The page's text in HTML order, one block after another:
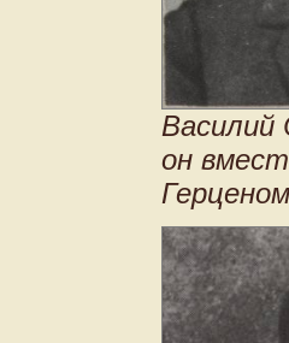
Василий
он